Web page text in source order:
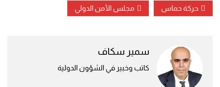
حركة حماس مجلس الأمن الدولي
سمير سكاف
كاتب وخبير في الشؤون الدولية